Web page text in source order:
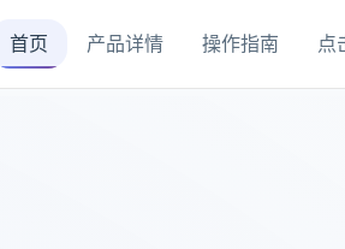
首页 产品详情 操作指南 点